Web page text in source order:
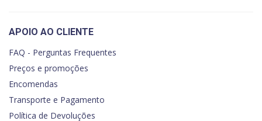
APOIO AO CLIENTE
FAQ - Perguntas Frequentes
Preços e promoções
Encomendas
Transporte e Pagamento
Política de Devoluções